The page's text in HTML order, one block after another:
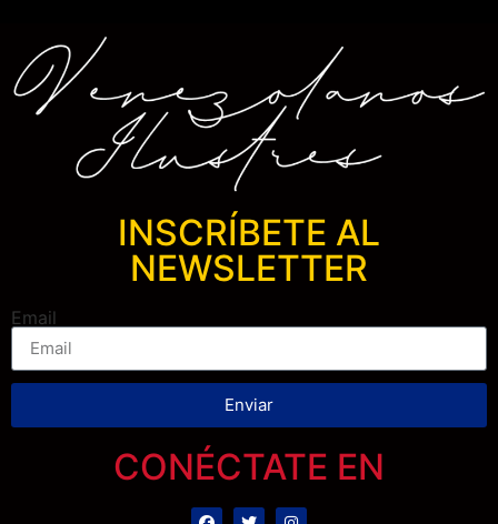
INSCRÍBETE AL
NEWSLETTER
Email
Enviar
CONÉCTATE EN